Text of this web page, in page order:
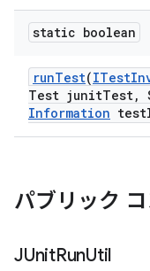
static boolean
runTest(ITest
Test junitTest,
Information test
パブリック
JUnitRunUtil